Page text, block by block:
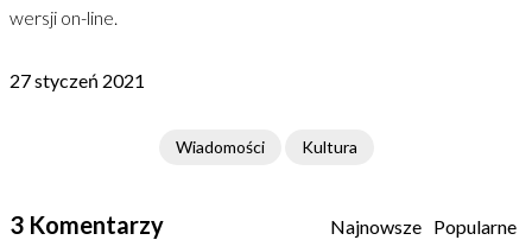
wersji on-line.
27 styczeń 2021
Wiadomości Kultura
3 Komentarzy Popularne
Najnowsze